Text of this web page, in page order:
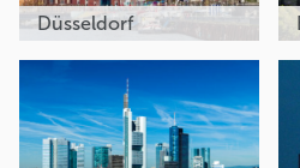
Düsseldorf